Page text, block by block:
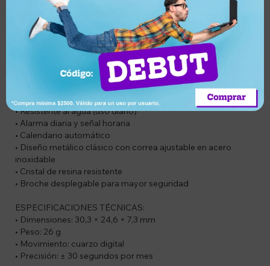
CÓDIGO: LA-670WA-1DF
DESCRIPCIÓN DEL PRODUCTO:
Este reloj digital retro de Casio, en acabado metálico,
combina estilo clásico con funciones prácticas del día a día.
Su diseño liviano y sobrio es ideal como accesorio elegante y
funcional para cualquier ocasión.
CARACTERÍSTICAS:
• Resistente al agua (uso diario)
• Alarma diaria y señal horaria
• Calendario automático
• Diseño metálico clásico con correa ajustable en acero
inoxidable
• Cristal de resina resistente
• Broche desplegable para mayor seguridad
ESPECIFICACIONES TÉCNICAS:
• Dimensiones: 30,3 × 24,6 × 7,3 mm
• Peso: 26 g
• Movimiento: cuarzo digital
• Precisión: ± 30 segundos por mes